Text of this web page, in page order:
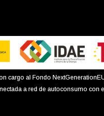
cargo al Fondo
a red de autoconsumo con